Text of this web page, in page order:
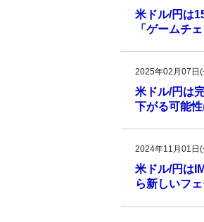
米ドル/円は
「ゲームチ
2025年02月07日
米ドル/円は
下がる可能
2024年11月01日
米ドル/円は
ら新しいフ